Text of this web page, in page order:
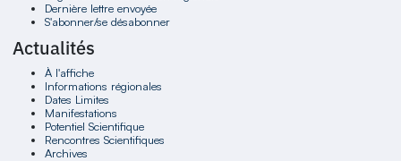
Dernière lettre envoyée
S'abonner/se désabonner
Actualités
À l'affiche
Informations régionales
Dates Limites
Manifestations
Potentiel Scientifique
Rencontres Scientifiques
Archives